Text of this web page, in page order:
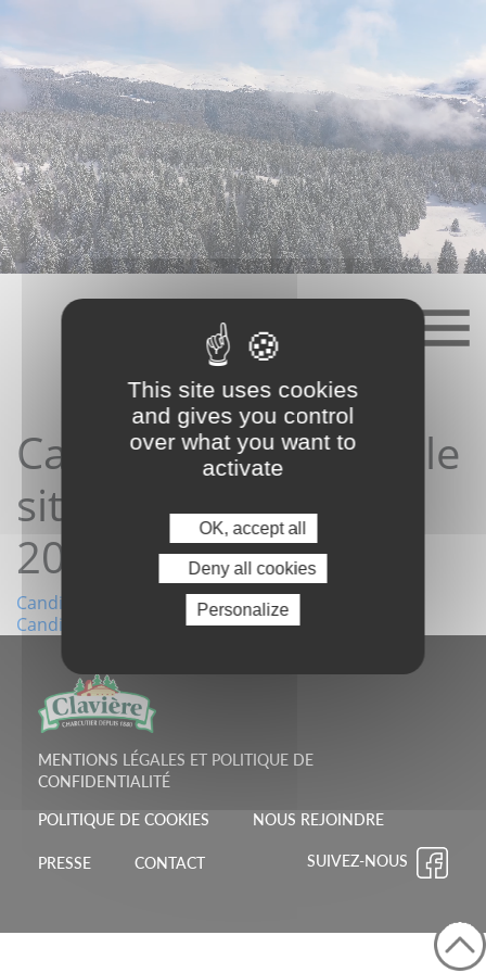
content
Candidature depuis le
site 07/07/2025
20:27:17
Navigation
l’article
Candidature depuis le site 06/07/2025 15:40:52
Candidature depuis le site 08/07/2025 14:49:49
MENTIONS LÉGALES ET POLITIQUE DE
CONFIDENTIALITÉ
POLITIQUE DE COOKIES NOUS REJOINDRE
PRESSE CONTACT SUIVEZ-NOUS
This site uses cookies
and gives you control
over what you want to
activate
OK, accept all
Deny all cookies
Personalize